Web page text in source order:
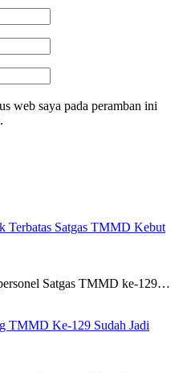
web saya pada peramban ini
Terbatas Satgas TMMD Kebut
Satgas TMMD ke-129…
TMMD Ke-129 Sudah Jadi